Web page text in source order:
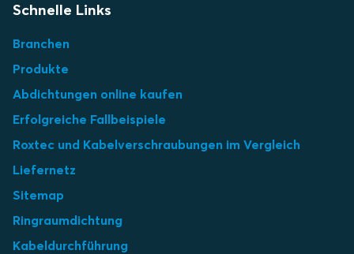
Schnelle Links
Branchen
Produkte
Abdichtungen online kaufen
Erfolgreiche Fallbeispiele
Roxtec und Kabelverschraubungen im Vergleich
Liefernetz
Sitemap
Ringraumdichtung
Kabeldurchführung